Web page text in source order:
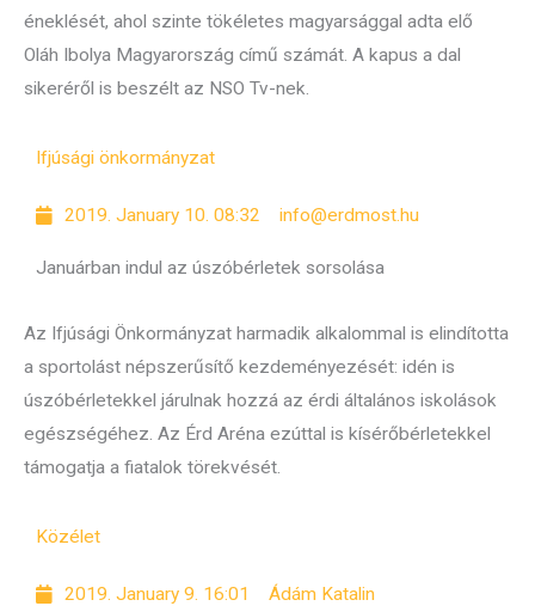
éneklését, ahol szinte tökéletes magyarsággal adta elő
Oláh Ibolya Magyarország című számát. A kapus a dal
sikeréről is beszélt az NSO Tv-nek.
Ifjúsági önkormányzat
2019. January 10. 08:32 info@erdmost.hu
Januárban indul az úszóbérletek sorsolása
Az Ifjúsági Önkormányzat harmadik alkalommal is elindította
a sportolást népszerűsítő kezdeményezését: idén is
úszóbérletekkel járulnak hozzá az érdi általános iskolások
egészségéhez. Az Érd Aréna ezúttal is kísérőbérletekkel
támogatja a fiatalok törekvését.
Közélet
2019. January 9. 16:01 Ádám Katalin